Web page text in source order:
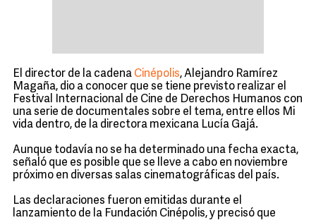
El director de la cadena Cinépolis, Alejandro Ramírez
Magaña, dio a conocer que se tiene previsto realizar el
Festival Internacional de Cine de Derechos Humanos con
una serie de documentales sobre el tema, entre ellos Mi
vida dentro, de la directora mexicana Lucía Gajá.
Aunque todavía no se ha determinado una fecha exacta,
señaló que es posible que se lleve a cabo en noviembre
próximo en diversas salas cinematográficas del país.
Las declaraciones fueron emitidas durante el
lanzamiento de la Fundación Cinépolis, y precisó que